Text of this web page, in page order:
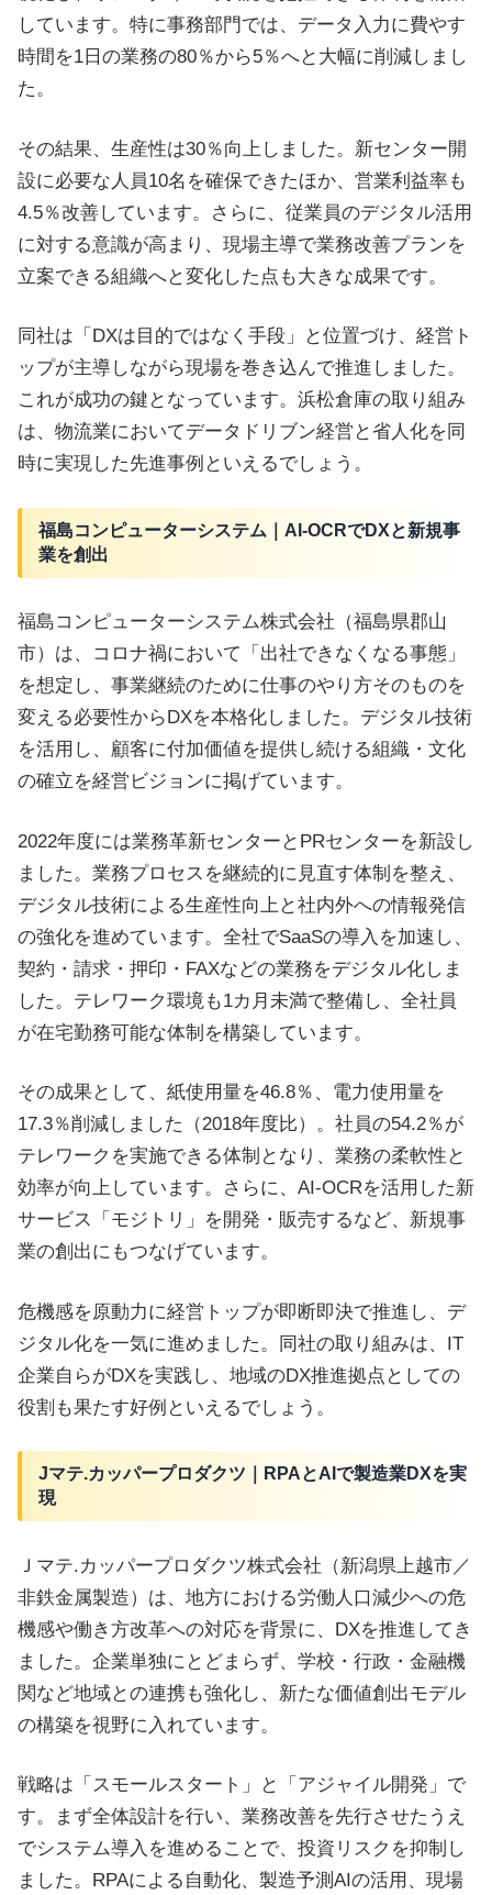
しています。特に事務部門では、データ入力に費やす
時間を1日の業務の80％から5％へと大幅に削減しまし
た。
その結果、生産性は30％向上しました。新センター開
設に必要な人員10名を確保できたほか、営業利益率も
4.5％改善しています。さらに、従業員のデジタル活用
に対する意識が高まり、現場主導で業務改善プランを
立案できる組織へと変化した点も大きな成果です。
同社は「DXは目的ではなく手段」と位置づけ、経営ト
ップが主導しながら現場を巻き込んで推進しました。
これが成功の鍵となっています。浜松倉庫の取り組み
は、物流業においてデータドリブン経営と省人化を同
時に実現した先進事例といえるでしょう。
福島コンピューターシステム｜AI-OCRでDXと新規事
業を創出
福島コンピューターシステム株式会社（福島県郡山
市）は、コロナ禍において「出社できなくなる事態」
を想定し、事業継続のために仕事のやり方そのものを
変える必要性からDXを本格化しました。デジタル技術
を活用し、顧客に付加価値を提供し続ける組織・文化
の確立を経営ビジョンに掲げています。
2022年度には業務革新センターとPRセンターを新設し
ました。業務プロセスを継続的に見直す体制を整え、
デジタル技術による生産性向上と社内外への情報発信
の強化を進めています。全社でSaaSの導入を加速し、
契約・請求・押印・FAXなどの業務をデジタル化しま
した。テレワーク環境も1カ月未満で整備し、全社員
が在宅勤務可能な体制を構築しています。
その成果として、紙使用量を46.8％、電力使用量を
17.3％削減しました（2018年度比）。社員の54.2％が
テレワークを実施できる体制となり、業務の柔軟性と
効率が向上しています。さらに、AI-OCRを活用した新
サービス「モジトリ」を開発・販売するなど、新規事
業の創出にもつなげています。
危機感を原動力に経営トップが即断即決で推進し、デ
ジタル化を一気に進めました。同社の取り組みは、IT
企業自らがDXを実践し、地域のDX推進拠点としての
役割も果たす好例といえるでしょう。
Jマテ.カッパープロダクツ｜RPAとAIで製造業DXを実
現
Ｊマテ.カッパープロダクツ株式会社（新潟県上越市／
非鉄金属製造）は、地方における労働人口減少への危
機感や働き方改革への対応を背景に、DXを推進してき
ました。企業単独にとどまらず、学校・行政・金融機
関など地域との連携も強化し、新たな価値創出モデル
の構築を視野に入れています。
戦略は「スモールスタート」と「アジャイル開発」で
す。まず全体設計を行い、業務改善を先行させたうえ
でシステム導入を進めることで、投資リスクを抑制し
ました。RPAによる自動化、製造予測AIの活用、現場